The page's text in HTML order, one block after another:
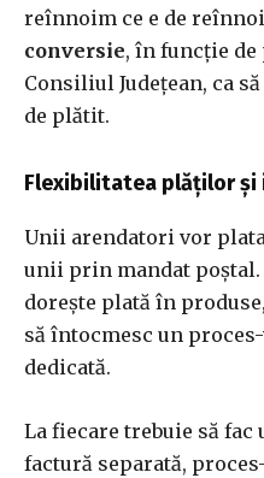
reînnoim ce e de
conversie, în funcție
Consiliul Județean, ca
de plătit.
Flexibilitatea plăților și
Unii arendatori vor
unii prin mandat poștal.
dorește plată în
să întocmesc un
dedicată.
La fiecare trebuie să
factură separată,